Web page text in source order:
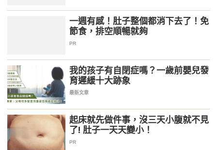
一週有感！肚子整個都消下去了！免
節食，排空順暢就夠
PR
我的孩子有自閉症嗎？一歲前嬰兒發
育遲緩十大跡象
最新文章
起床就先做件事，沒三天小腹就不見
了! 肚子一天天變小！
PR